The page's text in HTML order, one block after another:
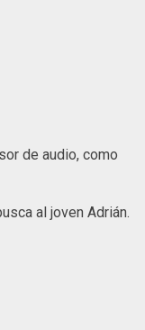
de audio, como
al joven Adrián.